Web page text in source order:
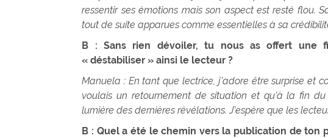
ressentir ses émotions mais son aspect est resté flou.
tout de suite apparues comme essentielles à sa
B : Sans rien dévoiler, tu nous as offert une
« déstabiliser » ainsi le lecteur ?
Manuela : En tant que lectrice, j’adore être surprise et
voulais un retournement de situation et qu’à la fin
lumière des dernières révélations. J’espère que les
B : Quel a été le chemin vers la publication de ton